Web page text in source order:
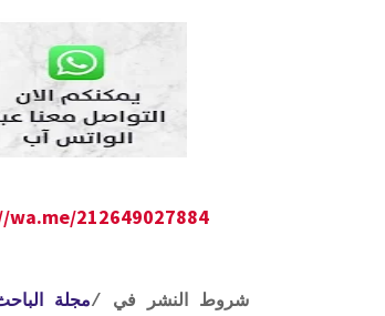
212649027884
شروط النشر في /مجلة